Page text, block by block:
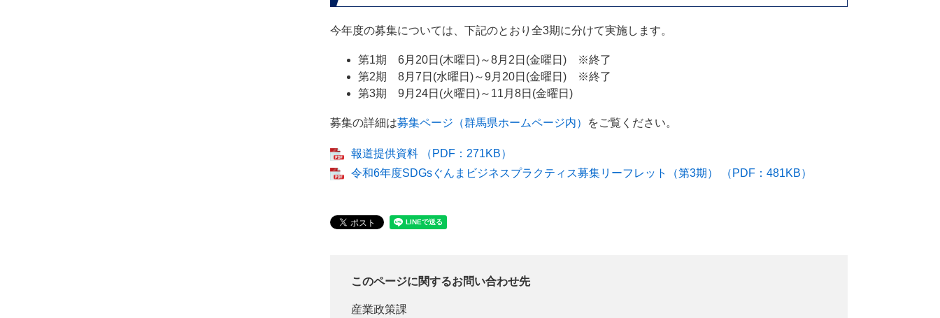
今年度の募集については、下記のとおり全3期に分けて実施します。
第1期 6月20日(木曜日)～8月2日(金曜日) ※終了
第2期 8月7日(水曜日)～9月20日(金曜日) ※終了
第3期 9月24日(火曜日)～11月8日(金曜日)
​募集の詳細は募集ページ（群馬県ホームページ内） をご覧ください。
報道提供資料 （PDF：271KB）
令和6年度SDGsぐんまビジネスプラクティス募集リーフレット（第3期） （PDF：481KB）
このページに関するお問い合わせ先
産業政策課